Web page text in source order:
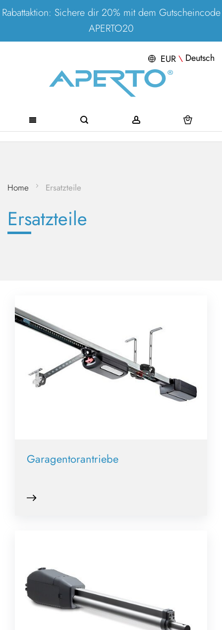
Rabattaktion: Sichere dir 20% mit dem Gutscheincode
APERTO20
EUR\ Deutsch
Direkt
Home Ersatzteile
Ersatzteile
Garagentorantriebe